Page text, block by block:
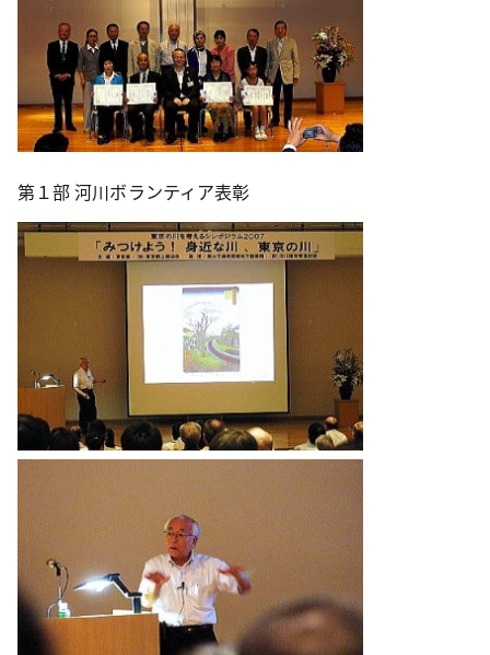
第１部 河川ボランティア表彰